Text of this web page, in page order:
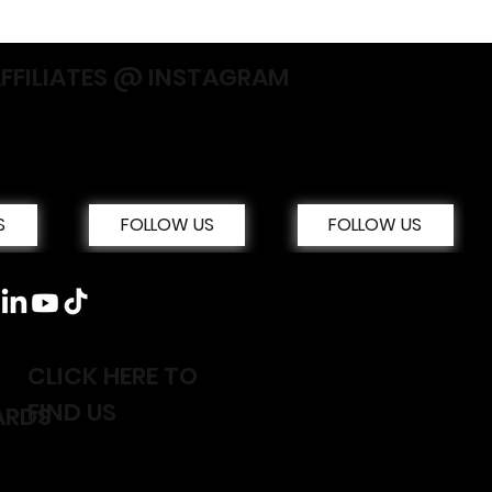
@ INSTAGRAM
FOLLOW US FOLLOW US
CLICK HERE TO
FIND US